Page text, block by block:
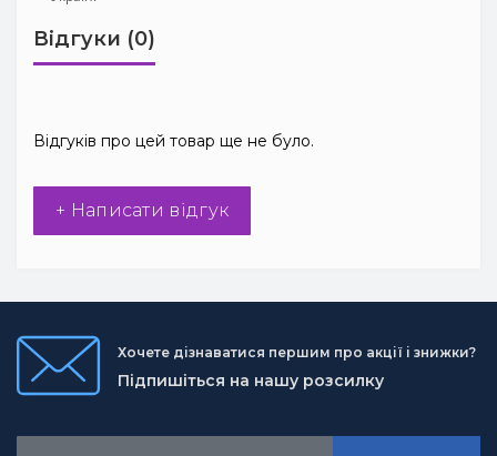
Відгуки (0)
Відгуків про цей товар ще не було.
+ Написати відгук
Хочете дізнаватися першим про акції і знижки?
Підпишіться на нашу розсилку